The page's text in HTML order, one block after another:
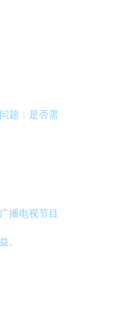
题：是否需
播电视节目
。